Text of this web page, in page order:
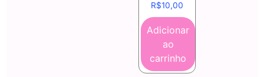
R$10,00
Adicionar
ao
carrinho